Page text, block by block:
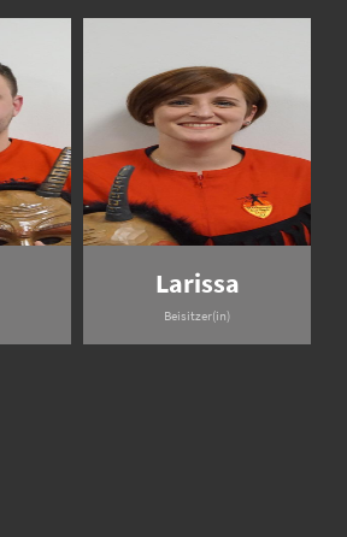
Larissa
Beisitzer(in)